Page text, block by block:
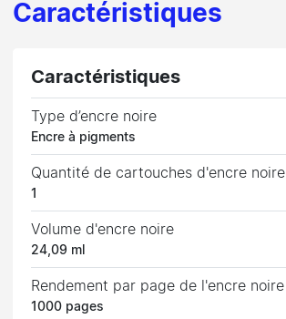
Caractéristiques
Caractéristiques
Type d’encre noire
Encre à pigments
Quantité de cartouches d'encre noire
1
Volume d'encre noire
24,09 ml
Rendement par page de l'encre noire
1000 pages